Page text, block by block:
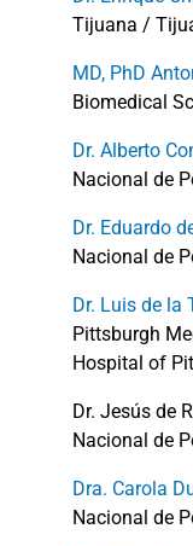
Tijuana /
MD, PhD
Biomedical
Dr. Alberto
Nacional de
Dr. Eduardo
Nacional de
Dr. Luis de la
Pittsburgh
Hospital of
Dr. Jesús de
Nacional de
Dra. Carola
Nacional de